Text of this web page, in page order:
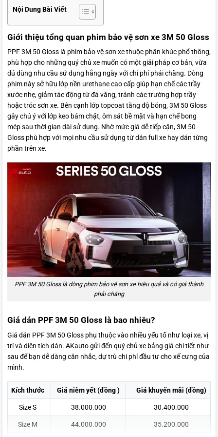
Nội Dung Bài Viết
Giới thiệu tổng quan phim bảo vệ sơn xe 3M 50 Gloss
PPF 3M 50 Gloss là phim bảo vệ sơn xe thuộc phân khúc phổ thông,
phù hợp cho những quý chủ xe muốn có một giải pháp cơ bản, vừa
đủ dùng nhu cầu sử dụng hằng ngày với chi phí phải chăng. Dòng
phim này sở hữu lớp nền urethane cao cấp giúp hạn chế các trầy
xước nhẹ, giảm tác động từ đá văng, tránh các trường hợp trầy
hoặc tróc sơn xe. Bên cạnh lớp topcoat tăng độ bóng, 3M 50 Gloss
gây chú ý với lớp keo bám chặt, ôm sát bề mặt và hạn chế bong
mép sau thời gian dài sử dụng. Nhờ mức giá dễ tiếp cận, 3M 50
Gloss phù hợp với mọi nhu cầu sử dụng từ dán full xe hay dán từng
phần trên xe.
PPF 3M 50 Gloss là dòng phim bảo vệ sơn xe hiệu quả và có giá thành
phải chăng
Giá dán PPF 3M 50 Gloss là bao nhiêu?
Giá dán PPF 3M 50 Gloss phụ thuộc vào nhiều yếu tố như loại xe, vị
trí và diện tích dán. AKauto gửi đến quý chủ xe bảng giá chi tiết như
sau để bạn dễ dàng cân nhắc, dự trù chi phí đầu tư cho xế cưng của
mình.
Kích thước Giá niêm yết (đồng ) Giá khuyến mãi (đồng)
Size S 38.000.000 30.400.000
Size M 44.000.000 35.200.000